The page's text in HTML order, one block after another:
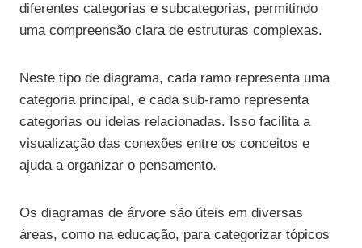
diferentes categorias e subcategorias, permitindo
uma compreensão clara de estruturas complexas.
Neste tipo de diagrama, cada ramo representa uma
categoria principal, e cada sub-ramo representa
categorias ou ideias relacionadas. Isso facilita a
visualização das conexões entre os conceitos e
ajuda a organizar o pensamento.
Os diagramas de árvore são úteis em diversas
áreas, como na educação, para categorizar tópicos